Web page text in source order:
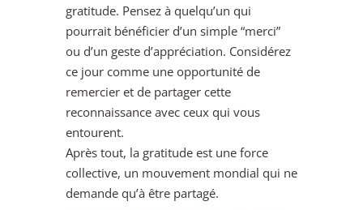
gratitude. Pensez à quelqu’un qui
pourrait bénéficier d’un simple “merci”
ou d’un geste d’appréciation. Considérez
ce jour comme une opportunité de
remercier et de partager cette
reconnaissance avec ceux qui vous
entourent.
Après tout, la gratitude est une force
collective, un mouvement mondial qui ne
demande qu’à être partagé.